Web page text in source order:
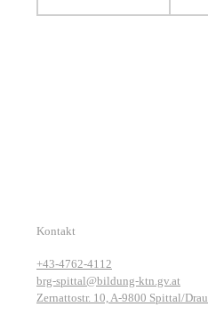
Kontakt
+43-4762-4112
brg-spittal@bildung-ktn.gv.at
Zernattostr. 10, A-9800 Spittal/Drau